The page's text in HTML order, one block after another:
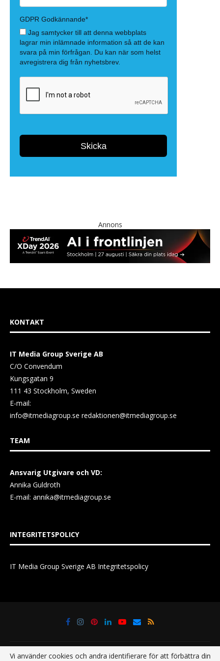
Annons
KONTAKT
IT Media Group Sverige AB
C/O Convendum
Kungsgatan 9
111 43 Stockholm, Sweden
E-mail:
info@itmediagroup.se redaktionen@itmediagroup.se
TEAM
Ansvarig Utgivare och VD:
Annika Guldroth
E-mail: annika@itmediagroup.se
INTEGRITETSPOLICY
IT Media Group Sverige AB Integritetspolicy
Vi använder cookies och andra identifierare för att förbättra din